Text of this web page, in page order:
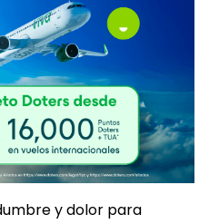
y dolor para